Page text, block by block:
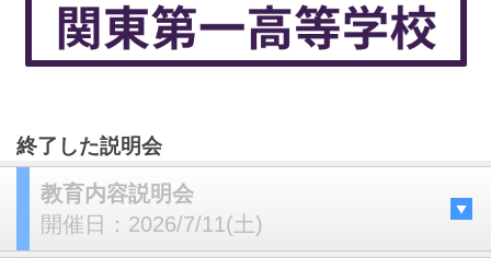
終了した説明会
教育内容説明会
開催日： 2026/7/11(土)